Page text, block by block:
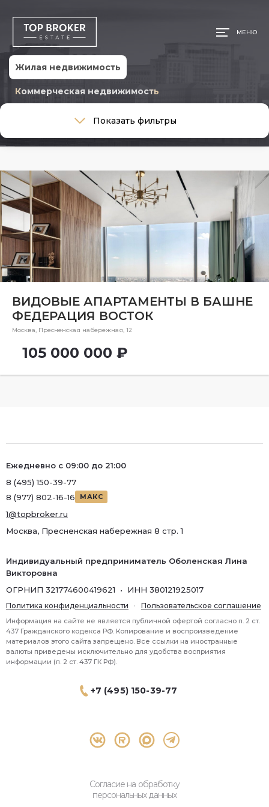
МЕНЮ
Жилая недвижимость
Коммерческая недвижимость
Тип сделки
Тип недвижимости
Ремонт
Ремонт
Район
Район
Метро
Метро
Количество комнат
Показать фильтры
ВИДОВЫЕ АПАРТАМЕНТЫ В БАШНЕ
ФЕДЕРАЦИЯ ВОСТОК
Москва, Пресненская набережная, 12
105 000 000 ₽
+7 (495) 150-39-77
Согласие на обработку
персональных данных
Ежедневно с 09:00 до 21:00
8 (495) 150-39-77
8 (977) 802-16-16
МАКС
1@topbroker.ru
Москва, Пресненская набережная 8 стр. 1
Индивидуальный предприниматель Оболенская Лина
Викторовна
ОГРНИП 321774600419621 • ИНН 380121925017
Политика конфиденциальности · Пользовательское соглашение
Информация на сайте не является публичной офертой согласно п. 2 ст.
437 Гражданского кодекса РФ. Копирование и воспроизведение
материалов этого сайта запрещено. Все ссылки на иностранные
валюты приведены исключительно для удобства восприятия
информации (п. 2 ст. 437 ГК РФ).